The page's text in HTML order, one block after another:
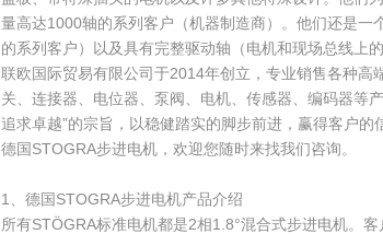
量高达1000轴的系列客户（机器制造商）。他们还是一
的系列客户）以及具有完整驱动轴（电机和现场总线上
联欧国际贸易有限公司于2014年创立，专业销售各种
关、连接器、电位器、泵阀、电机、传感器、编码器等
追求卓越”的宗旨，以稳健踏实的脚步前进，赢得客户
德国STOGRA步进电机，欢迎您随时来找我们咨询。
1、德国STOGRA步进电机产品介绍
所有STÖGRA标准电机都是2相1.8°混合式步进电机。